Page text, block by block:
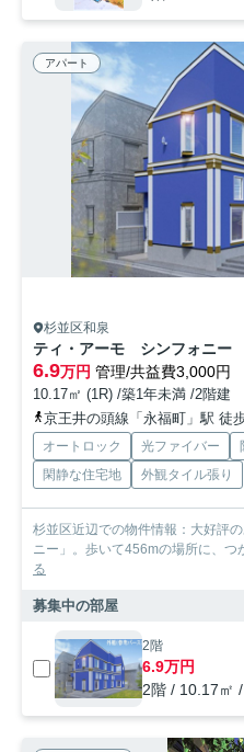
アパート
杉並区和泉
ティ・アーモ シンフォニー
6.9万円 管理/共益費3,000円
10.17㎡ (1R) /築1年未満 /2階建
京王井の頭線「永福町」駅 徒
オートロック 光ファイバー
閑静な住宅地
外観タイル張り
杉並区近辺での物件情報：大好評
ニー」。歩いて456mの場所に、つ
る
募集中の部屋
2階
6.9万円
2階 / 10.17㎡